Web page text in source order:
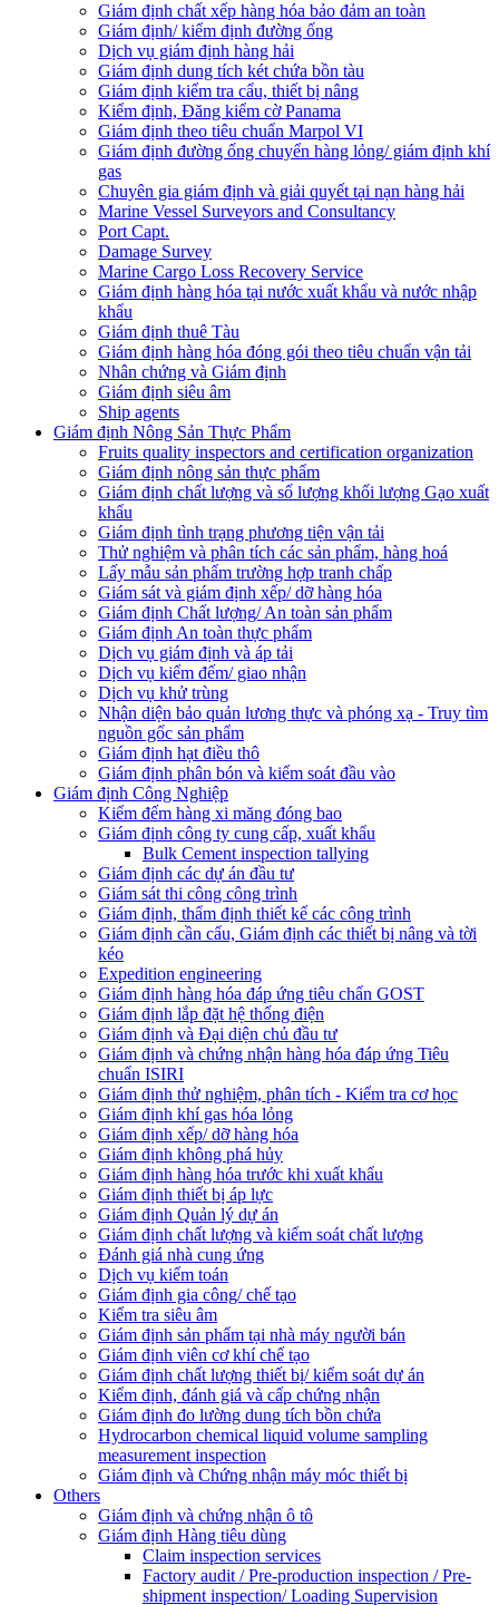
Giám định chất xếp hàng hóa bảo đảm an toàn
Giám định/ kiểm định đường ống
Dịch vụ giám định hàng hải
Giám định dung tích két chứa bồn tàu
Giám định kiểm tra cẩu, thiết bị nâng
Kiểm định, Đăng kiểm cờ Panama
Giám định theo tiêu chuẩn Marpol VI
Giám định đường ống chuyển hàng lỏng/ giám định khí
gas
Chuyên gia giám định và giải quyết tại nạn hàng hải
Marine Vessel Surveyors and Consultancy
Port Capt.
Damage Survey
Marine Cargo Loss Recovery Service
Giám định hàng hóa tại nước xuất khẩu và nước nhập
khẩu
Giám định thuê Tàu
Giám định hàng hóa đóng gói theo tiêu chuẩn vận tải
Nhân chứng và Giám định
Giám định siêu âm
Ship agents
Giám định Nông Sản Thực Phẩm
Fruits quality inspectors and certification organization
Giám định nông sản thực phẩm
Giám định chất lượng và số lượng khối lượng Gạo xuất
khẩu
Giám định tình trạng phương tiện vận tải
Thử nghiệm và phân tích các sản phẩm, hàng hoá
Lấy mẫu sản phẩm trường hợp tranh chấp
Giám sát và giám định xếp/ dỡ hàng hóa
Giám định Chất lượng/ An toàn sản phẩm
Giám định An toàn thực phẩm
Dịch vụ giám định và áp tải
Dịch vụ kiểm đếm/ giao nhận
Dịch vụ khử trùng
Nhận diện bảo quản lương thực và phóng xạ - Truy tìm
nguồn gốc sản phẩm
Giám định hạt điều thô
Giám định phân bón và kiểm soát đầu vào
Giám định Công Nghiệp
Kiểm đếm hàng xi măng đóng bao
Giám định công ty cung cấp, xuất khẩu
Bulk Cement inspection tallying
Giám định các dự án đầu tư
Giám sát thi công công trình
Giám định, thẩm định thiết kế các công trình
Giám định cần cẩu, Giám định các thiết bị nâng và tời
kéo
Expedition engineering
Giám định hàng hóa đáp ứng tiêu chẩn GOST
Giám định lắp đặt hệ thống điện
Giám định và Đại diện chủ đầu tư
Giám định và chứng nhận hàng hóa đáp ứng Tiêu
chuẩn ISIRI
Giám định thử nghiệm, phân tích - Kiểm tra cơ học
Giám định khí gas hóa lỏng
Giám định xếp/ dỡ hàng hóa
Giám định không phá hủy
Giám định hàng hóa trước khi xuất khẩu
Giám định thiết bị áp lực
Giám định Quản lý dự án
Giám định chất lượng và kiểm soát chất lượng
Đánh giá nhà cung ứng
Dịch vụ kiểm toán
Giám định gia công/ chế tạo
Kiểm tra siêu âm
Giám định sản phẩm tại nhà máy người bán
Giám định viên cơ khí chế tạo
Giám định chất lượng thiết bị/ kiểm soát dự án
Kiểm định, đánh giá và cấp chứng nhận
Giám định đo lường dung tích bồn chứa
Hydrocarbon chemical liquid volume sampling
measurement inspection
Giám định và Chứng nhận máy móc thiết bị
Others
Giám định và chứng nhận ô tô
Giám định Hàng tiêu dùng
Claim inspection services
Factory audit / Pre-production inspection / Pre-
shipment inspection/ Loading Supervision